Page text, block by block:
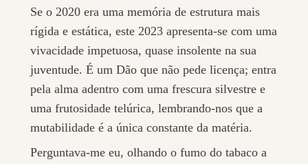
Se o 2020 era uma memória de estrutura mais
rígida e estática, este 2023 apresenta-se com uma
vivacidade impetuosa, quase insolente na sua
juventude. É um Dão que não pede licença; entra
pela alma adentro com uma frescura silvestre e
uma frutosidade telúrica, lembrando-nos que a
mutabilidade é a única constante da matéria.
Perguntava-me eu, olhando o fumo do tabaco a